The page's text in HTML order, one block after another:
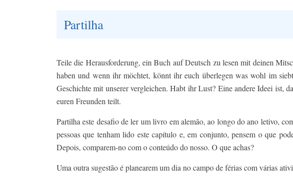
Partilha
Teile die Herausforderung, ein Buch auf Deutsch zu lesen mit deinen
haben und wenn ihr möchtet, könnt ihr euch überlegen was wohl im
Geschichte mit unserer vergleichen. Habt ihr Lust? Eine andere Ideei ist,
euren Freunden teilt.
Partilha este desafio de ler um livro em alemão, ao longo do ano letivo,
pessoas que tenham lido este capítulo e, em conjunto, pensem o que
Depois, comparem-no com o conteúdo do nosso. O que achas?
Uma outra sugestão é planearem um dia no campo de férias com várias